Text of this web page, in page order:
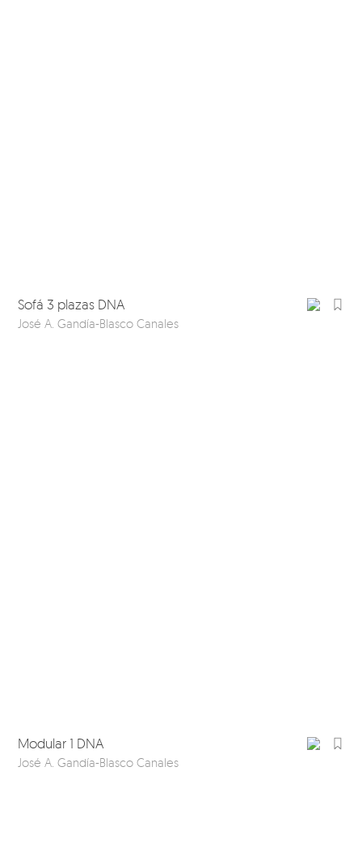
Sofá 3 plazas DNA
José A. Gandía-Blasco Canales
Modular 1 DNA
José A. Gandía-Blasco Canales